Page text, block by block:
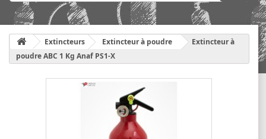
Extincteurs Extincteur à poudre
Extincteur à
poudre ABC 1 Kg Anaf PS1-X